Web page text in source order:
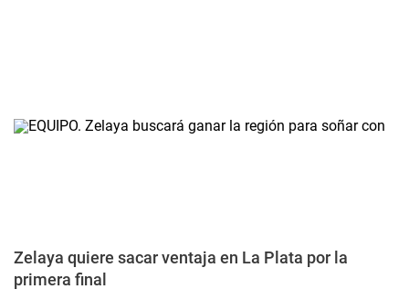
Zelaya quiere sacar ventaja en La Plata por la
primera final